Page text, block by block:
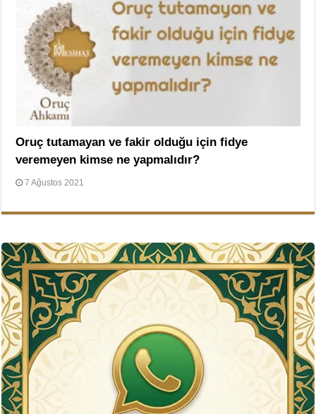
Oruç tutamayan ve fakir olduğu için fidye
veremeyen kimse ne yapmalıdır?
7 Ağustos 2021